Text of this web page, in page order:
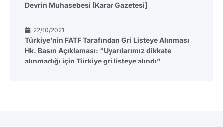
Devrin Muhasebesi [Karar Gazetesi]
22/10/2021
Türkiye’nin FATF Tarafından Gri Listeye Alınması
Hk. Basın Açıklaması: “Uyarılarımız dikkate
alınmadığı için Türkiye gri listeye alındı”